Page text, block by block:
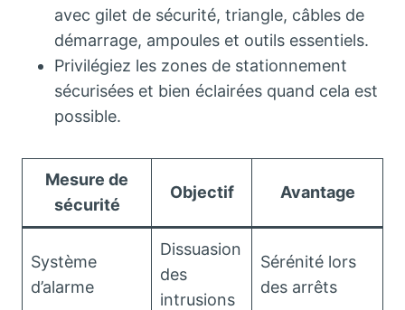
avec gilet de sécurité, triangle, câbles de
démarrage, ampoules et outils essentiels.
Privilégiez les zones de stationnement
sécurisées et bien éclairées quand cela est
possible.
Mesure de
sécurité
Objectif Avantage
Système
d’alarme
Dissuasion
des
intrusions
Sérénité lors
des arrêts